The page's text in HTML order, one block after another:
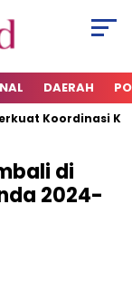
DAERAH
Koordinasi
di
2024-